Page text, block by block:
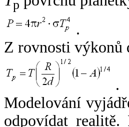
p
.
Z rovnosti výkonů
.
Modelování
odpovídat